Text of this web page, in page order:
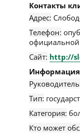
Контакты
Адрес:
Телефон:
официальной
Сайт: http://
Тип:
Категория:
Кто может